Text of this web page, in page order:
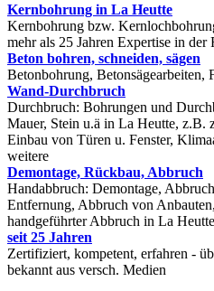
Kernbohrung in La Heutte
Kernbohrung bzw.
mehr als 25 Jahren Expertise in der
Beton bohren, schneiden, sägen
Betonbohrung, Betonsägearbeiten,
Wand-Durchbruch
Durchbruch: Bohrungen und
Mauer, Stein u.ä in La Heutte, z.B.
Einbau von Türen u. Fenster,
weitere
Demontage, Rückbau, Abbruch
Handabbruch: Demontage,
Entfernung, Abbruch von
handgeführter Abbruch in La
seit 25 Jahren
Zertifiziert, kompetent, erfahren -
bekannt aus versch. Medien